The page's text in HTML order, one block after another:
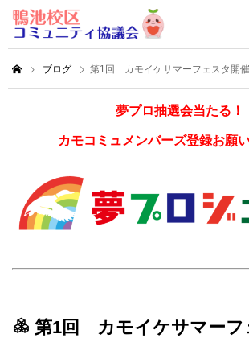
ブログ 第1回 カモイケサマーフェスタ開
夢プロ抽選会当たる！
カモコミュメンバーズ登録お願
第1回 カモイケサマーフ